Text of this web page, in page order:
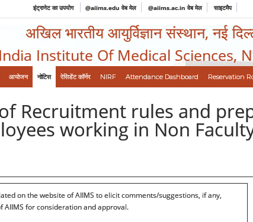
इंट्रानेट का उपयोग @aiims.edu वेब मेल @aiims.ac.in वेब मेल साइटमैप
अखिल भारतीय आयुर्विज्ञान संस्थान, नई
Institute Of Medical Sciences,
आयोजन नोटिस रेसिडेंट कॉर्नर NIRF Attendance Dashboard Reservation
Recruitment rules and
working in Non
on the website of AIIMS to elicit comments/suggestions, if any,
AIIMS for consideration and approval.